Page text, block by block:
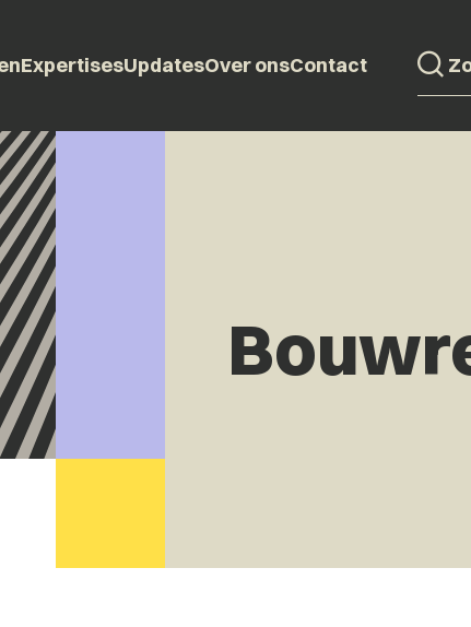
ExpertisesUpdatesOver onsContact